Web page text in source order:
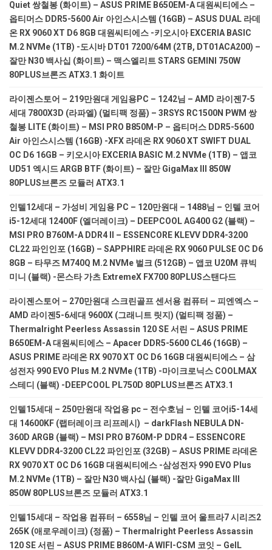
Quiet 쌍철봉 (화이트) – ASUS PRIME B650EM-A 대원씨티에스 –
옵티머스 DDR5-5600 Air 아인스시스템 (16GB) – ASUS DUAL 라데
온 RX 9060 XT D6 8GB 대원씨티에스 -키오시아 EXCERIA BASIC
M.2 NVMe (1TB) -도시바 DT01 7200/64M (2TB, DT01ACA200) –
잘만 N30 백사십 (화이트) – 맥스엘리트 STARS GEMINI 750W
80PLUS브론즈 ATX3.1 화이트
라이젠스토어 – 219만원대 게임용PC – 1242님 – AMD 라이젠7-5
세대 7800X3D (라파엘) (멀티팩 정품) – 3RSYS RC1500N PWM 쌍
철봉 LITE (화이트) – MSI PRO B850M-P – 옵티머스 DDR5-5600
Air 아인스시스템 (16GB) -XFX 라데온 RX 9060 XT SWIFT DUAL
OC D6 16GB – 키오시아 EXCERIA BASIC M.2 NVMe (1TB) – 앱코
UD51 엑시드 ARGB BTF (화이트) – 잘만 GigaMax III 850W
80PLUS브론즈 모듈러 ATX3.1
인텔12세대 – 가성비 게임용 PC – 120만원대 – 1488님 – 인텔 코어
i5-12세대 12400F (엘더레이크) – DEEPCOOL AG400 G2 (블랙) –
MSI PRO B760M-A DDR4 II – ESSENCORE KLEVV DDR4-3200
CL22 파인인포 (16GB) – SAPPHIRE 라데온 RX 9060 PULSE OC D6
8GB – 타무즈 M740Q M.2 NVMe 벌크 (512GB) – 앱코 U20M 큐빅
미니 (블랙) -몬스타 가츠 ExtremeX FX700 80PLUS스탠다드
라이젠스토어 – 270만원대 스크린골프 센서용 컴퓨터 – 피엔엑스 –
AMD 라이젠5-6세대 9600X (그래니트 릿지) (멀티팩 정품) –
Thermalright Peerless Assassin 120 SE 서린 – ASUS PRIME
B650EM-A 대원씨티에스 – Apacer DDR5-5600 CL46 (16GB) –
ASUS PRIME 라데온 RX 9070 XT OC D6 16GB 대원씨티에스 – 삼
성전자 990 EVO Plus M.2 NVMe (1TB) -마이크로닉스 COOLMAX
스테디 (블랙) -DEEPCOOL PL750D 80PLUS브론즈 ATX3.1
인텔15세대 – 250만원대 작업용 pc – 전수호님 – 인텔 코어i5-14세
대 14600KF (랩터레이크 리프레시) – darkFlash NEBULA DN-
360D ARGB (블랙) – MSI PRO B760M-P DDR4 – ESSENCORE
KLEVV DDR4-3200 CL22 파인인포 (32GB) – ASUS PRIME 라데온
RX 9070 XT OC D6 16GB 대원씨티에스 -삼성전자 990 EVO Plus
M.2 NVMe (1TB) – 잘만 N30 백사십 (블랙) -잘만 GigaMax III
850W 80PLUS브론즈 모듈러 ATX3.1
인텔15세대 – 작업용 컴퓨터 – 6558님 – 인텔 코어 울트라7 시리즈2
265K (애로우레이크) (정품) – Thermalright Peerless Assassin
120 SE 서린 – ASUS PRIME B860M-A WIFI-CSM 코잇 – GeIL